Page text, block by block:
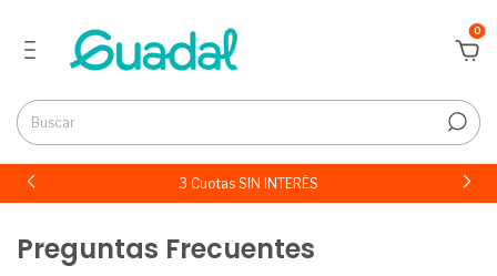
0
3 Cuotas SIN INTERÉS
Preguntas Frecuentes